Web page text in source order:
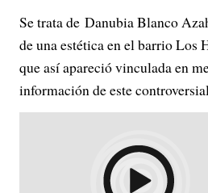
Se trata de Danubia Blanco
de una estética en el barrio Los
que así apareció vinculada en
información de este